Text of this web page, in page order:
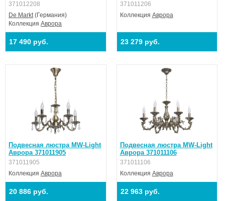
371012208
De Markt(Германия)
Коллекция Аврора
17 490 руб.
371011206
Коллекция Аврора
23 279 руб.
Подвесная люстра MW-Light
Аврора 371011905
371011905
Коллекция Аврора
20 886 руб.
Подвесная люстра MW-Light
Аврора 371011106
371011106
Коллекция Аврора
22 963 руб.